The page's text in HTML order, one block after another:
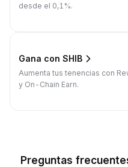
desde el 0,1%.
Gana con SHIB
Aumenta tus tenencias con
y On-Chain Earn.
Preguntas